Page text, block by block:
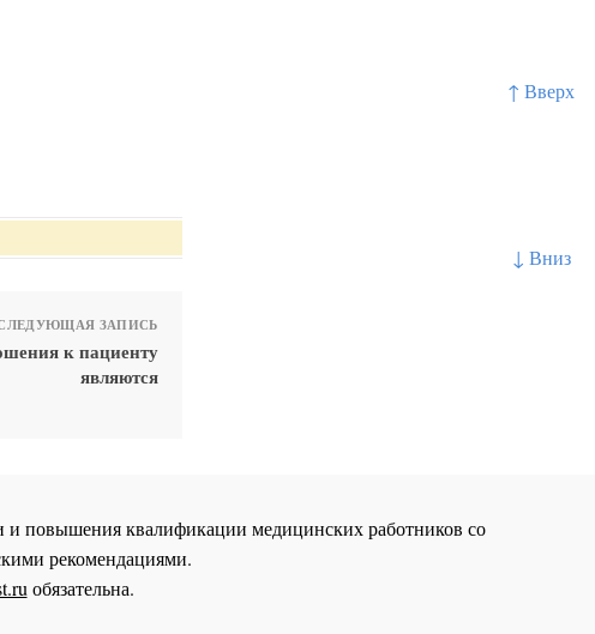
↑ Вверх
↓ Вниз
ЗАПИСЬ
к пациенту
являются
и повышения квалификации медицинских работников со
рекомендациями.
обязательна.